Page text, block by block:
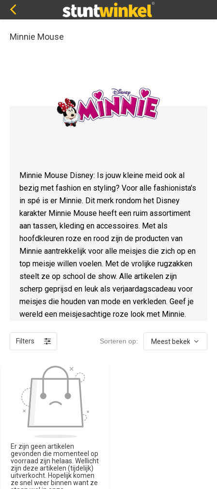
Minnie Mouse
Minnie Mouse Disney: Is jouw kleine meid ook al
bezig met fashion en styling? Voor alle fashionista's
in spé is er Minnie. Dit merk rondom het Disney
karakter Minnie Mouse heeft een ruim assortiment
aan tassen, kleding en accessoires. Met als
hoofdkleuren roze en rood zijn de producten van
Minnie aantrekkelijk voor alle meisjes die zich op en
top meisje willen voelen. Met de vrolijke rugzakken
steelt ze op school de show. Alle artikelen zijn
scherp geprijsd en leuk als verjaardagscadeau voor
meisjes die houden van mode en verkleden. Geef je
wereld een meisjesachtige roze look met Minnie.
Filters Sorteren op:
Er zijn geen artikelen
gevonden die momenteel op
voorraad zijn helaas. Wellicht
zijn deze artikelen (tijdelijk)
uitverkocht. Hopelijk komen
ze snel weer binnen want ze